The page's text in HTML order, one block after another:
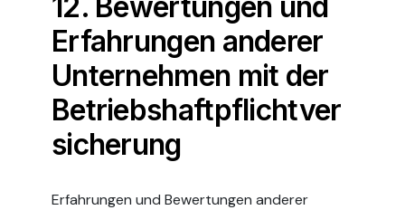
Erfahrungen anderer
Unternehmen mit der
Betriebshaftpflichtver
sicherung
Erfahrungen und Bewertungen anderer